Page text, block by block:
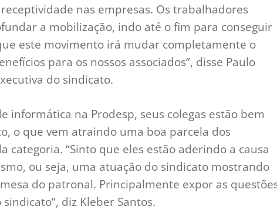
nas empresas. Os trabalhadores
a mobilização, indo até o fim para conseguir
este movimento irá mudar completamente o
para os nossos associados”, disse Paulo
do sindicato.
informática na Prodesp, seus colegas estão bem
o que vem atraindo uma boa parcela dos
“Sinto que eles estão aderindo a causa
ou seja, uma atuação do sindicato mostrando
do patronal. Principalmente expor as
diz Kleber Santos.